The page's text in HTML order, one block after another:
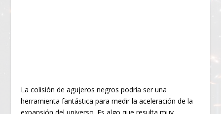
La colisión de agujeros negros podría ser una
herramienta fantástica para medir la aceleración de la